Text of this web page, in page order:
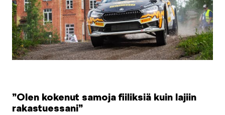
”Olen kokenut samoja fiiliksiä kuin lajiin
rakastuessani”